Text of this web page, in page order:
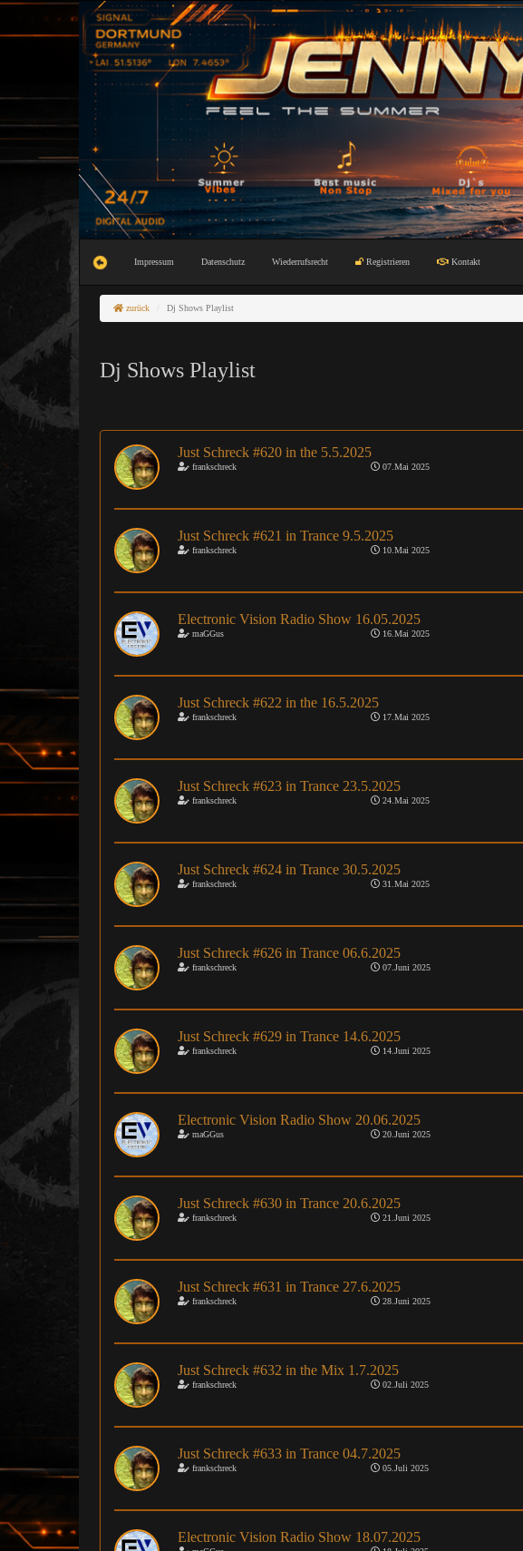
Impressum Datenschutz Wiederrufsrecht Registrieren Kontakt
zurück Dj Shows Playlist
Dj Shows Playlist
Just Schreck #620 in the 5.5.2025
frankschreck 07.Mai 2025
Just Schreck #621 in Trance 9.5.2025
frankschreck 10.Mai 2025
Electronic Vision Radio Show 16.05.2025
maGGus 16.Mai 2025
Just Schreck #622 in the 16.5.2025
frankschreck 17.Mai 2025
Just Schreck #623 in Trance 23.5.2025
frankschreck 24.Mai 2025
Just Schreck #624 in Trance 30.5.2025
frankschreck 31.Mai 2025
Just Schreck #626 in Trance 06.6.2025
frankschreck 07.Juni 2025
Just Schreck #629 in Trance 14.6.2025
frankschreck 14.Juni 2025
Electronic Vision Radio Show 20.06.2025
maGGus 20.Juni 2025
Just Schreck #630 in Trance 20.6.2025
frankschreck 21.Juni 2025
Just Schreck #631 in Trance 27.6.2025
frankschreck 28.Juni 2025
Just Schreck #632 in the Mix 1.7.2025
frankschreck 02.Juli 2025
Just Schreck #633 in Trance 04.7.2025
frankschreck 05.Juli 2025
Electronic Vision Radio Show 18.07.2025